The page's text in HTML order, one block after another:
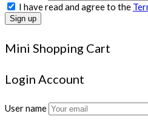
I have read and agree to the
Sign up
Mini Shopping Cart
Login Account
User name